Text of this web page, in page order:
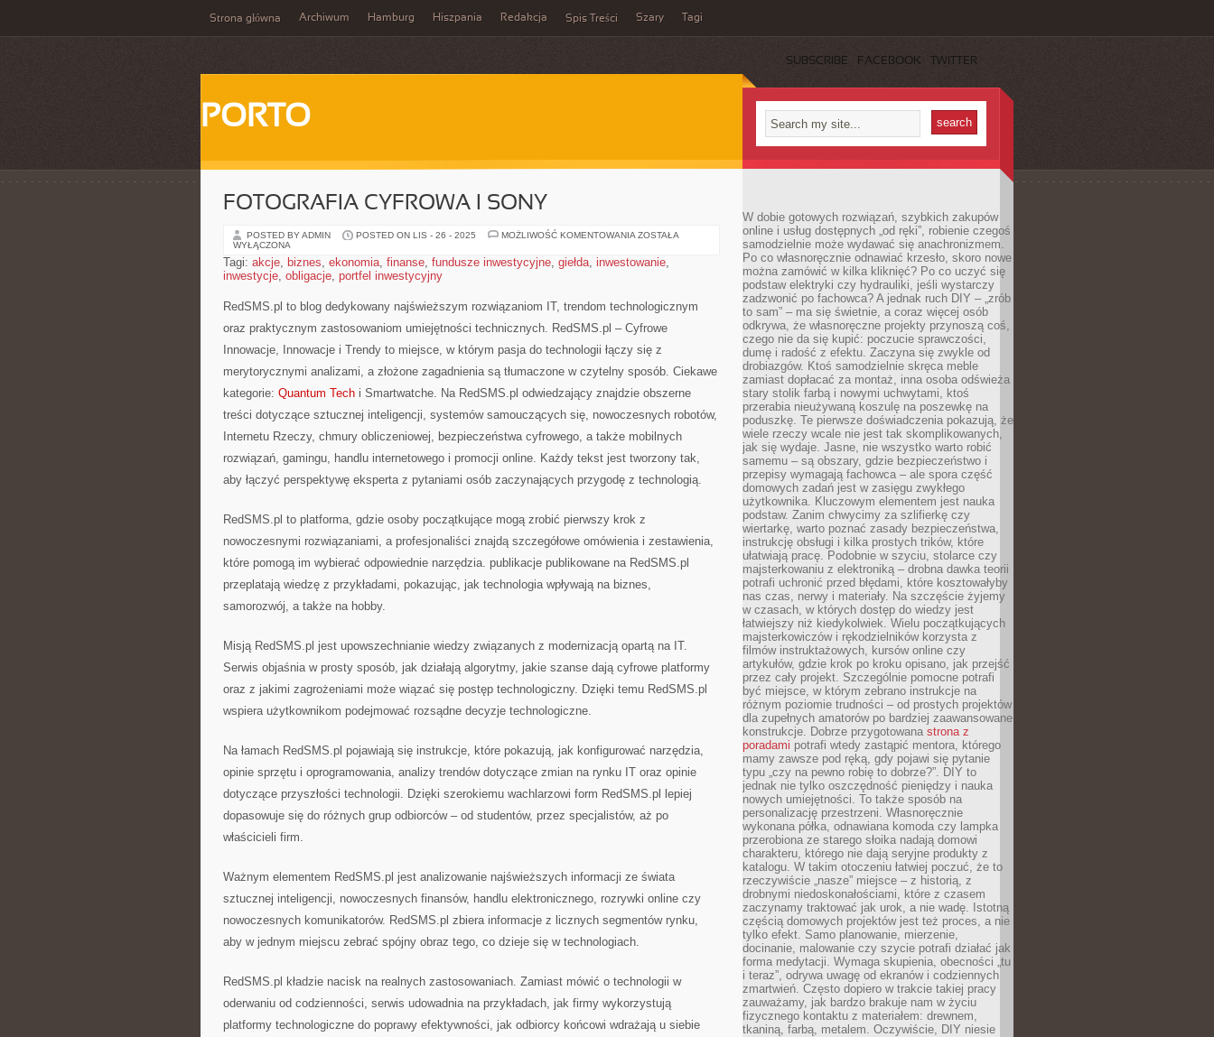
Strona główna Archiwum Hamburg Hiszpania Redakcja Spis Treści Szary Tagi
SUBSCRIBE FACEBOOK TWITTER
PORTO
FOTOGRAFIA CYFROWA I SONY
POSTED BY ADMIN POSTED ON LIS - 26 - 2025 MOŻLIWOŚĆ KOMENTOWANIA FOTOGRAFIA
SONY
ZOSTAŁA
WYŁĄCZONA
Tagi: akcje, biznes, ekonomia, finanse, fundusze inwestycyjne, giełda, inwestowanie,
inwestycje, obligacje, portfel inwestycyjny
RedSMS.pl to blog dedykowany najświeższym rozwiązaniom IT, trendom technologicznym
oraz praktycznym zastosowaniom umiejętności technicznych. RedSMS.pl – Cyfrowe
Innowacje, Innowacje i Trendy to miejsce, w którym pasja do technologii łączy się z
merytorycznymi analizami, a złożone zagadnienia są tłumaczone w czytelny sposób. Ciekawe
kategorie: Quantum Tech i Smartwatche. Na RedSMS.pl odwiedzający znajdzie obszerne
treści dotyczące sztucznej inteligencji, systemów samouczących się, nowoczesnych robotów,
Internetu Rzeczy, chmury obliczeniowej, bezpieczeństwa cyfrowego, a także mobilnych
rozwiązań, gamingu, handlu internetowego i promocji online. Każdy tekst jest tworzony tak,
aby łączyć perspektywę eksperta z pytaniami osób zaczynających przygodę z technologią.
RedSMS.pl to platforma, gdzie osoby początkujące mogą zrobić pierwszy krok z
nowoczesnymi rozwiązaniami, a profesjonaliści znajdą szczegółowe omówienia i zestawienia,
które pomogą im wybierać odpowiednie narzędzia. publikacje publikowane na RedSMS.pl
przeplatają wiedzę z przykładami, pokazując, jak technologia wpływają na biznes,
samorozwój, a także na hobby.
Misją RedSMS.pl jest upowszechnianie wiedzy związanych z modernizacją opartą na IT.
Serwis objaśnia w prosty sposób, jak działają algorytmy, jakie szanse dają cyfrowe platformy
oraz z jakimi zagrożeniami może wiązać się postęp technologiczny. Dzięki temu RedSMS.pl
wspiera użytkownikom podejmować rozsądne decyzje technologiczne.
Na łamach RedSMS.pl pojawiają się instrukcje, które pokazują, jak konfigurować narzędzia,
opinie sprzętu i oprogramowania, analizy trendów dotyczące zmian na rynku IT oraz opinie
dotyczące przyszłości technologii. Dzięki szerokiemu wachlarzowi form RedSMS.pl lepiej
dopasowuje się do różnych grup odbiorców – od studentów, przez specjalistów, aż po
właścicieli firm.
Ważnym elementem RedSMS.pl jest analizowanie najświeższych informacji ze świata
sztucznej inteligencji, nowoczesnych finansów, handlu elektronicznego, rozrywki online czy
nowoczesnych komunikatorów. RedSMS.pl zbiera informacje z licznych segmentów rynku,
aby w jednym miejscu zebrać spójny obraz tego, co dzieje się w technologiach.
RedSMS.pl kładzie nacisk na realnych zastosowaniach. Zamiast mówić o technologii w
oderwaniu od codzienności, serwis udowadnia na przykładach, jak firmy wykorzystują
platformy technologiczne do poprawy efektywności, jak odbiorcy końcowi wdrażają u siebie
W dobie gotowych rozwiązań, szybkich zakupów
online i usług dostępnych „od ręki”, robienie czegoś
samodzielnie może wydawać się anachronizmem.
Po co własnoręcznie odnawiać krzesło, skoro nowe
można zamówić w kilka kliknięć? Po co uczyć się
podstaw elektryki czy hydrauliki, jeśli wystarczy
zadzwonić po fachowca? A jednak ruch DIY – „zrób
to sam” – ma się świetnie, a coraz więcej osób
odkrywa, że własnoręczne projekty przynoszą coś,
czego nie da się kupić: poczucie sprawczości,
dumę i radość z efektu. Zaczyna się zwykle od
drobiazgów. Ktoś samodzielnie skręca meble
zamiast dopłacać za montaż, inna osoba odświeża
stary stolik farbą i nowymi uchwytami, ktoś
przerabia nieużywaną koszulę na poszewkę na
poduszkę. Te pierwsze doświadczenia pokazują, że
wiele rzeczy wcale nie jest tak skomplikowanych,
jak się wydaje. Jasne, nie wszystko warto robić
samemu – są obszary, gdzie bezpieczeństwo i
przepisy wymagają fachowca – ale spora część
domowych zadań jest w zasięgu zwykłego
użytkownika. Kluczowym elementem jest nauka
podstaw. Zanim chwycimy za szlifierkę czy
wiertarkę, warto poznać zasady bezpieczeństwa,
instrukcję obsługi i kilka prostych trików, które
ułatwiają pracę. Podobnie w szyciu, stolarce czy
majsterkowaniu z elektroniką – drobna dawka teorii
potrafi uchronić przed błędami, które kosztowałyby
nas czas, nerwy i materiały. Na szczęście żyjemy
w czasach, w których dostęp do wiedzy jest
łatwiejszy niż kiedykolwiek. Wielu początkujących
majsterkowiczów i rękodzielników korzysta z
filmów instruktażowych, kursów online czy
artykułów, gdzie krok po kroku opisano, jak przejść
przez cały projekt. Szczególnie pomocne potrafi
być miejsce, w którym zebrano instrukcje na
różnym poziomie trudności – od prostych projektów
dla zupełnych amatorów po bardziej zaawansowane
konstrukcje. Dobrze przygotowana strona z
poradami potrafi wtedy zastąpić mentora, którego
mamy zawsze pod ręką, gdy pojawi się pytanie
typu „czy na pewno robię to dobrze?”. DIY to
jednak nie tylko oszczędność pieniędzy i nauka
nowych umiejętności. To także sposób na
personalizację przestrzeni. Własnoręcznie
wykonana półka, odnawiana komoda czy lampka
przerobiona ze starego słoika nadają domowi
charakteru, którego nie dają seryjne produkty z
katalogu. W takim otoczeniu łatwiej poczuć, że to
rzeczywiście „nasze” miejsce – z historią, z
drobnymi niedoskonałościami, które z czasem
zaczynamy traktować jak urok, a nie wadę. Istotną
częścią domowych projektów jest też proces, a nie
tylko efekt. Samo planowanie, mierzenie,
docinanie, malowanie czy szycie potrafi działać jak
forma medytacji. Wymaga skupienia, obecności „tu
i teraz”, odrywa uwagę od ekranów i codziennych
zmartwień. Często dopiero w trakcie takiej pracy
zauważamy, jak bardzo brakuje nam w życiu
fizycznego kontaktu z materiałem: drewnem,
tkaniną, farbą, metalem. Oczywiście, DIY niesie